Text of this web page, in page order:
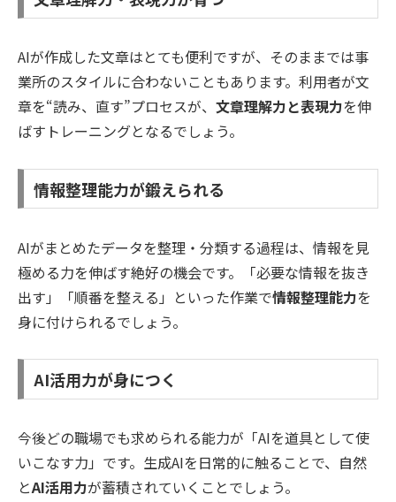
AIが作成した文章はとても便利ですが、そのままでは事
業所のスタイルに合わないこともあります。利用者が文
章を“読み、直す”プロセスが、 文章理解力と表現力を伸
ばすトレーニングとなるでしょう。
情報整理能力が鍛えられる
AIがまとめたデータを整理・分類する過程は、情報を見
極める力を伸ばす絶好の機会です。「必要な情報を抜き
出す」「順番を整える」といった作業で情報整理能力を
身に付けられるでしょう。
AI活用力が身につく
今後どの職場でも求められる能力が「AIを道具として使
いこなす力」です。生成AIを日常的に触ることで、自然
とAI活用力が蓄積されていくことでしょう。